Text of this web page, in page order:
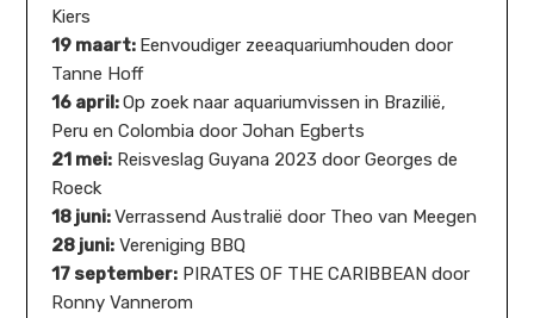
Kiers
19 maart: Eenvoudiger zeeaquariumhouden door
Tanne Hoff
16 april:Op zoek naar aquariumvissen in Brazilië,
Peru en Colombia door Johan Egberts
21 mei: Reisveslag Guyana 2023 door Georges de
Roeck
18 juni:Verrassend Australië door Theo van Meegen
28 juni: Vereniging BBQ
17 september: PIRATES OF THE CARIBBEAN door
Ronny Vannerom